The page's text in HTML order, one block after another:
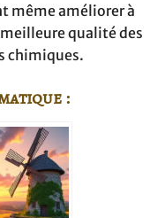
même améliorer à
qualité des
chimiques.
: